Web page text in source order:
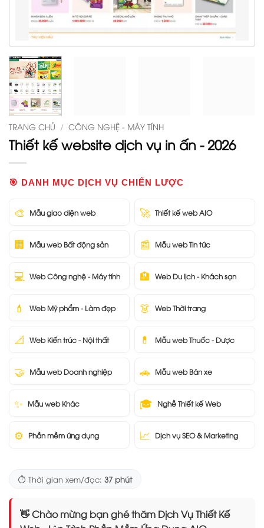
TRANG CHỦ / CÔNG NGHỆ - MÁY TÍNH
Thiết kế website dịch vụ in ấn - 2026
🎯 DANH MỤC DỊCH VỤ CHIẾN LƯỢC
🎨 Mẫu giao diện web 🚀 Thiết kế web AIO
🏢 Mẫu web Bất động sản 📰 Mẫu web Tin tức
💻 Web Công nghệ - Máy tính 🏨 Web Du lịch - Khách sạn
💄 Web Mỹ phẩm - Làm đẹp 👗 Web Thời trang
📐 Web Kiến trúc - Nội thất 💊 Mẫu web Thuốc - Dược
🤝 Mẫu web Doanh nghiệp 🚗 Mẫu web Bán xe
✨ Mẫu web Khác 🎓 Nghề Thiết kế Web
⚙️ Phần mềm ứng dụng 📈 Dịch vụ SEO & Marketing
⏱️ Thời gian xem/đọc: 37 phút
👋 Chào mừng bạn ghé thăm Dịch Vụ Thiết Kế